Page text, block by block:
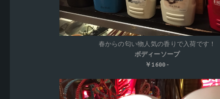
春からの匂い物人気の香りで入荷です！
ボディーソープ
￥1600-